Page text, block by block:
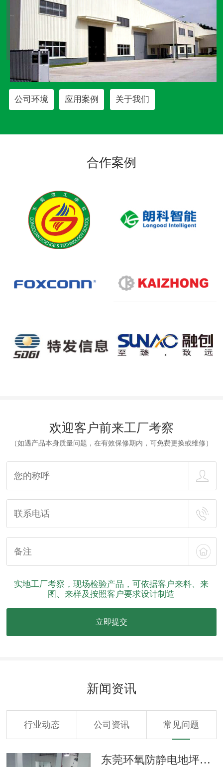
公司环境 应用案例 关于我们
合作案例
欢迎客户前来工厂考察
（如遇产品本身质量问题，在有效保修期内，可免费更换或维修）
实地工厂考察，现场检验产品，可依据客户来料、来
图、来样及按照客户要求设计制造
立即提交
新闻资讯
行业动态 公司资讯 常见问题
东莞环氧防静电地坪的